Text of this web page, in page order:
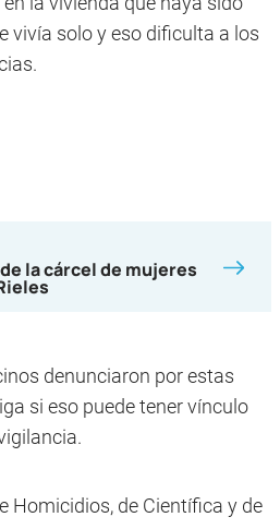
vivía solo y eso dificulta a los
la cárcel de mujeres
denunciaron por estas
si eso puede tener vínculo
Homicidios, de Científica y de